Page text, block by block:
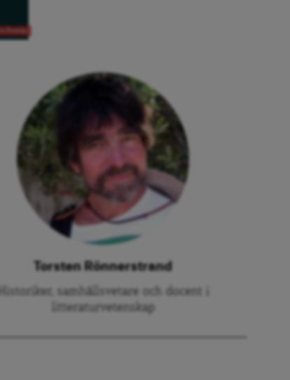
Torsten Rönnerstrand
Historiker, samhällsvetare och docent i
litteraturvetenskap